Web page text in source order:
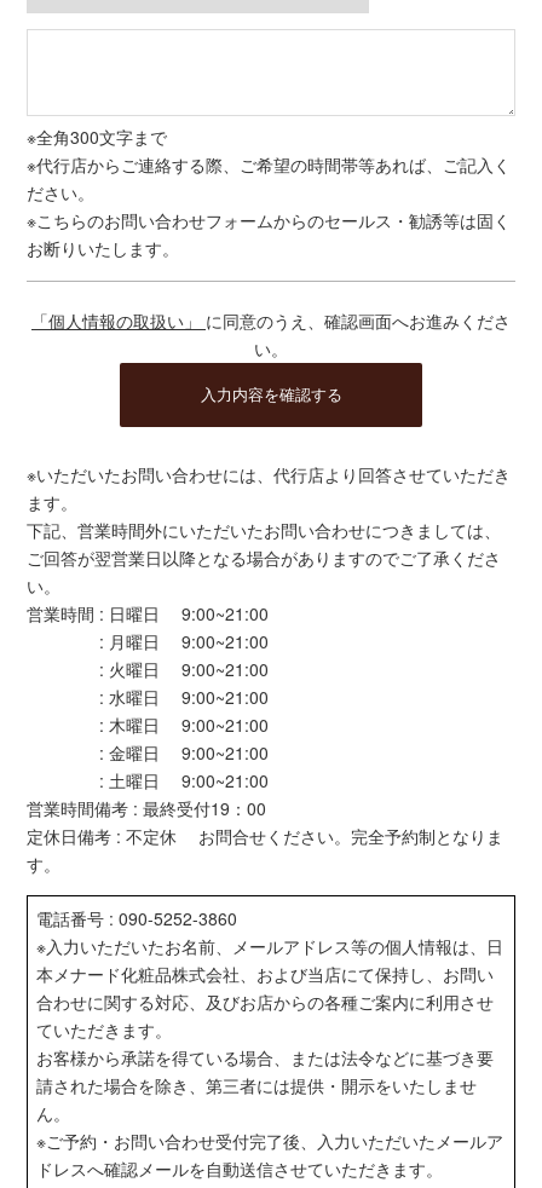
※全角300文字まで
※代行店からご連絡する際、ご希望の時間帯等あれば、ご記入く
ださい。
※こちらのお問い合わせフォームからのセールス・勧誘等は固く
お断りいたします。
「個人情報の取扱い」 に同意のうえ、確認画面へお進みくださ
い。
※いただいたお問い合わせには、代行店より回答させていただき
ます。
下記、営業時間外にいただいたお問い合わせにつきましては、
ご回答が翌営業日以降となる場合がありますのでご了承くださ
い。
営業時間 : 日曜日 9:00~21:00
: 月曜日 9:00~21:00
: 火曜日 9:00~21:00
: 水曜日 9:00~21:00
: 木曜日 9:00~21:00
: 金曜日 9:00~21:00
: 土曜日 9:00~21:00
営業時間備考 : 最終受付19：00
定休日備考 : 不定休 お問合せください。完全予約制となりま
す。
電話番号 : 090-5252-3860
※入力いただいたお名前、メールアドレス等の個人情報は、日
本メナード化粧品株式会社、および当店にて保持し、お問い
合わせに関する対応、及びお店からの各種ご案内に利用させ
ていただきます。
お客様から承諾を得ている場合、または法令などに基づき要
請された場合を除き、第三者には提供・開示をいたしませ
ん。
※ご予約・お問い合わせ受付完了後、入力いただいたメールア
ドレスへ確認メールを自動送信させていただきます。